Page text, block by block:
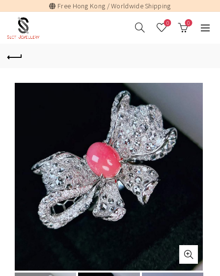
Free Hong Kong / Worldwide Shipping
0 0